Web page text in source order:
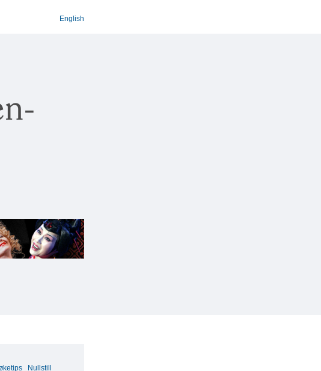
English
Nullstill